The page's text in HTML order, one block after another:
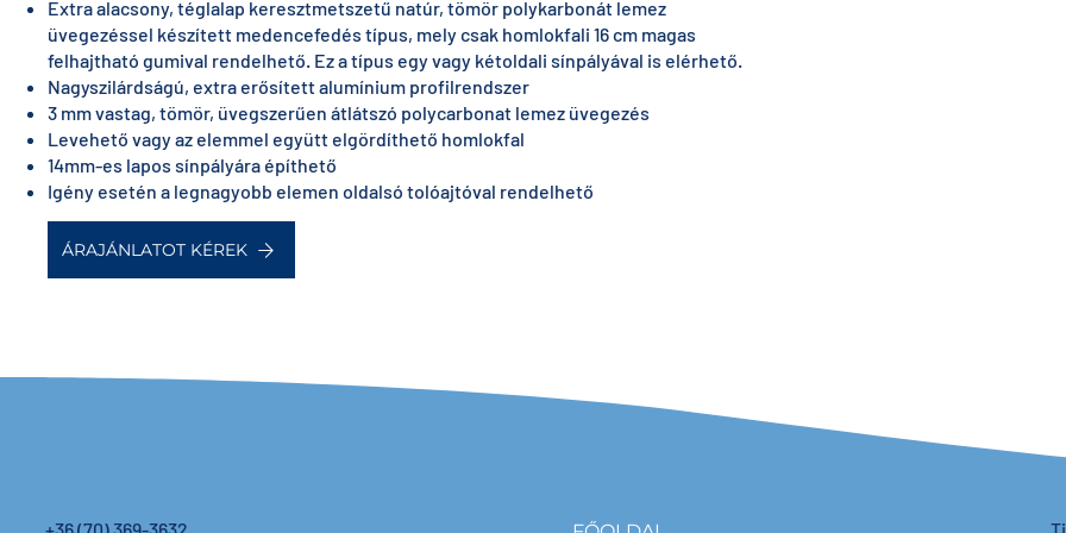
Extra alacsony, téglalap keresztmetszetű natúr, tömör polykarbonát lemez
üvegezéssel készített medencefedés típus, mely csak homlokfali 16 cm magas
felhajtható gumival rendelhető. Ez a típus egy vagy kétoldali sínpályával is elérhető.
Nagyszilárdságú, extra erősített alumínium profilrendszer
3 mm vastag, tömör, üvegszerűen átlátszó polycarbonat lemez üvegezés
Levehető vagy az elemmel együtt elgördíthető homlokfal
14mm-es lapos sínpályára építhető
Igény esetén a legnagyobb elemen oldalsó tolóajtóval rendelhető
ÁRAJÁNLATOT KÉREK